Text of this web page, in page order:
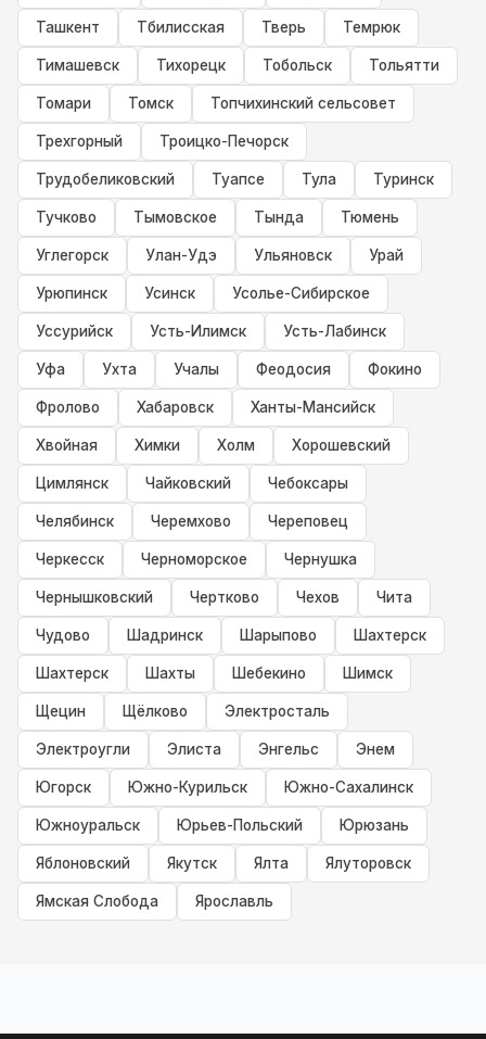
Ташкент Тбилисская Тверь Темрюк
Тимашевск Тихорецк Тобольск Тольятти
Томари Томск Топчихинский сельсовет
Трехгорный Троицко-Печорск
Трудобеликовский Туапсе Тула Туринск
Тучково Тымовское Тында Тюмень
Углегорск Улан-Удэ Ульяновск Урай
Урюпинск Усинск Усолье-Сибирское
Уссурийск Усть-Илимск Усть-Лабинск
Уфа Ухта Учалы Феодосия Фокино
Фролово Хабаровск Ханты-Мансийск
Хвойная Химки Холм Хорошевский
Цимлянск Чайковский Чебоксары
Челябинск Черемхово Череповец
Черкесск Черноморское Чернушка
Чернышковский Чертково Чехов Чита
Чудово Шадринск Шарыпово Шахтерск
Шахтерск Шахты Шебекино Шимск
Щецин Щёлково Электросталь
Электроугли Элиста Энгельс Энем
Югорск Южно-Курильск Южно-Сахалинск
Южноуральск Юрьев-Польский Юрюзань
Яблоновский Якутск Ялта Ялуторовск
Ямская Слобода Ярославль